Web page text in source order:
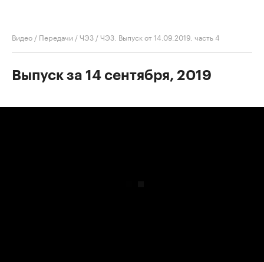
Видео / Передачи /ЧЭЗ /ЧЭЗ. Выпуск от 14.09.2019, часть 4
Выпуск за 14 сентября, 2019